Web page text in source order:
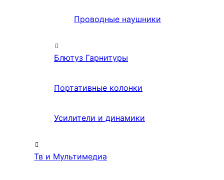
Проводные наушники
Блютуз Гарнитуры
Портативные колонки
Усилители и динамики
Тв и Мультимедиа